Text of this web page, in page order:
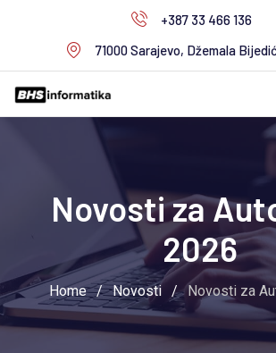
+387 33 466 136
71000 Sarajevo, Džemala
Novosti za
2026
Home / Novosti / Novosti za